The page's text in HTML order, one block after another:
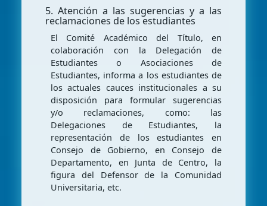
5. Atención a las sugerencias y a las
reclamaciones de los estudiantes
El Comité Académico del Título, en
colaboración con la Delegación de
Estudiantes o Asociaciones de
Estudiantes, informa a los estudiantes de
los actuales cauces institucionales a su
disposición para formular sugerencias
y/o reclamaciones, como: las
Delegaciones de Estudiantes, la
representación de los estudiantes en
Consejo de Gobierno, en Consejo de
Departamento, en Junta de Centro, la
figura del Defensor de la Comunidad
Universitaria, etc.